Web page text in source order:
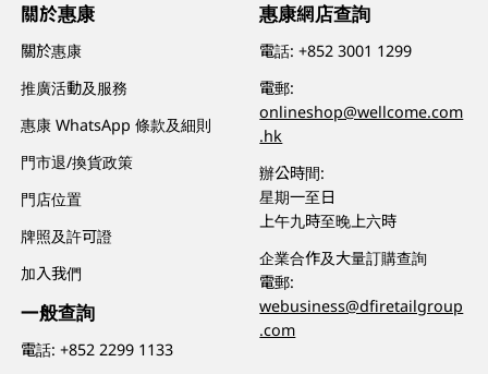
關於惠康
關於惠康
推廣活動及服務
惠康 WhatsApp 條款及細則
門市退/換貨政策
門店位置
牌照及許可證
加入我們
一般查詢
電話:+852 2299 1133
惠康網店查詢
電話:+852 3001 1299
電郵:
onlineshop@wellcome.com
.hk
辦公時間:
星期一至日
上午九時至晚上六時
企業合作及大量訂購查詢
電郵:
webusiness@dfiretailgroup
.com